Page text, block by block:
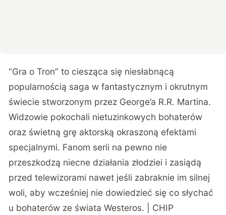
“Gra o Tron” to ciesząca się niesłabnącą
popularnością saga w fantastycznym i okrutnym
świecie stworzonym przez George’a R.R. Martina.
Widzowie pokochali nietuzinkowych bohaterów
oraz świetną grę aktorską okraszoną efektami
specjalnymi. Fanom serii na pewno nie
przeszkodzą niecne działania złodziei i zasiądą
przed telewizorami nawet jeśli zabraknie im silnej
woli, aby wcześniej nie dowiedzieć się co słychać
u bohaterów ze świata Westeros. | CHIP